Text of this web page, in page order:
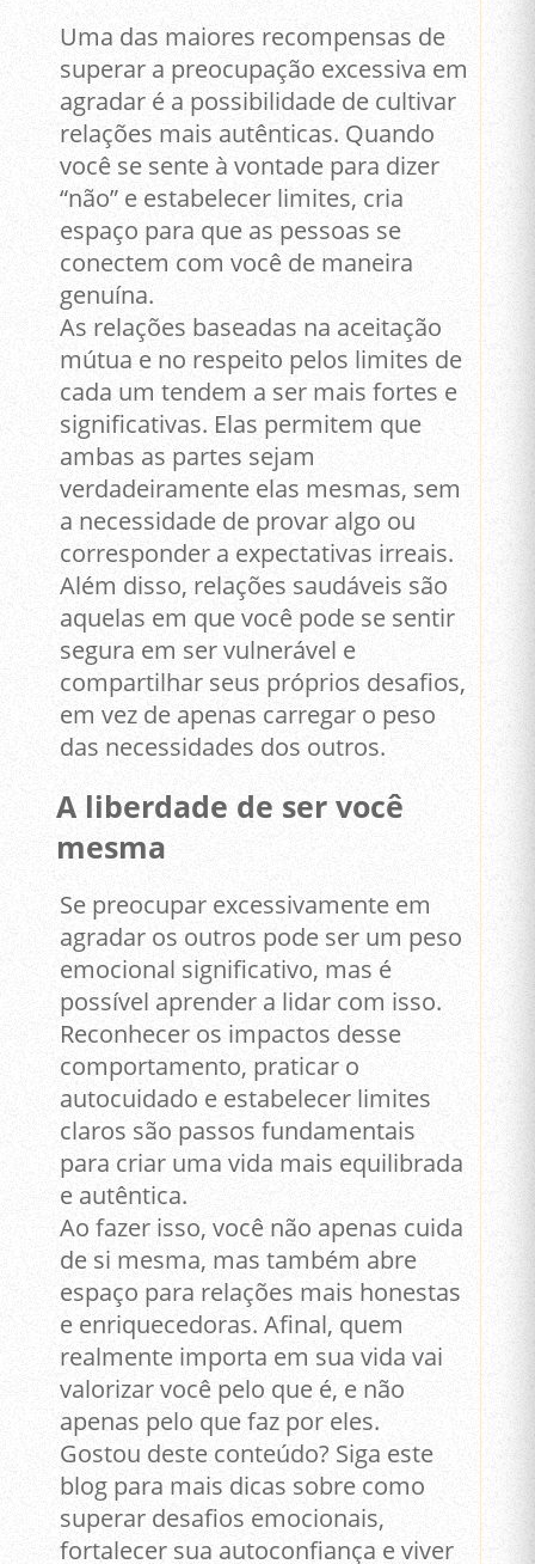
Uma das maiores recompensas de
superar a preocupação excessiva em
agradar é a possibilidade de cultivar
relações mais autênticas. Quando
você se sente à vontade para dizer
“não” e estabelecer limites, cria
espaço para que as pessoas se
conectem com você de maneira
genuína.
As relações baseadas na aceitação
mútua e no respeito pelos limites de
cada um tendem a ser mais fortes e
significativas. Elas permitem que
ambas as partes sejam
verdadeiramente elas mesmas, sem
a necessidade de provar algo ou
corresponder a expectativas irreais.
Além disso, relações saudáveis são
aquelas em que você pode se sentir
segura em ser vulnerável e
compartilhar seus próprios desafios,
em vez de apenas carregar o peso
das necessidades dos outros.
A liberdade de ser você
mesma
Se preocupar excessivamente em
agradar os outros pode ser um peso
emocional significativo, mas é
possível aprender a lidar com isso.
Reconhecer os impactos desse
comportamento, praticar o
autocuidado e estabelecer limites
claros são passos fundamentais
para criar uma vida mais equilibrada
e autêntica.
Ao fazer isso, você não apenas cuida
de si mesma, mas também abre
espaço para relações mais honestas
e enriquecedoras. Afinal, quem
realmente importa em sua vida vai
valorizar você pelo que é, e não
apenas pelo que faz por eles.
Gostou deste conteúdo? Siga este
blog para mais dicas sobre como
superar desafios emocionais,
fortalecer sua autoconfiança e viver